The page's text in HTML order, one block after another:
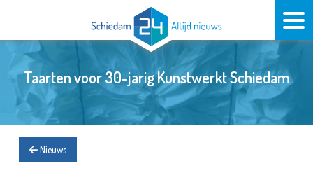
Taarten voor 30-jarig Kunstwerkt Schiedam
Nieuws